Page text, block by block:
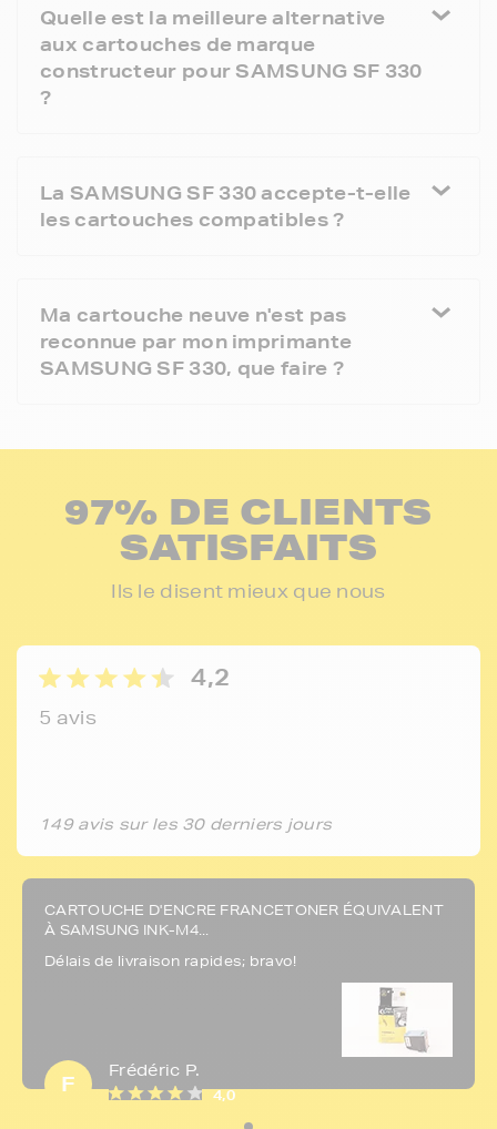
Quelle est la meilleure alternative
aux cartouches de marque
constructeur pour SAMSUNG SF 330
?
La SAMSUNG SF 330 accepte-t-elle
les cartouches compatibles ?
Ma cartouche neuve n'est pas
reconnue par mon imprimante
SAMSUNG SF 330, que faire ?
97% DE CLIENTS
SATISFAITS
Ils le disent mieux que nous
4,2
5 avis
149 avis sur les 30 derniers jours
CARTOUCHE D'ENCRE FRANCETONER ÉQUIVALENT
À SAMSUNG INK-M4...
Délais de livraison rapides; bravo!
F
Frédéric P.
4,0